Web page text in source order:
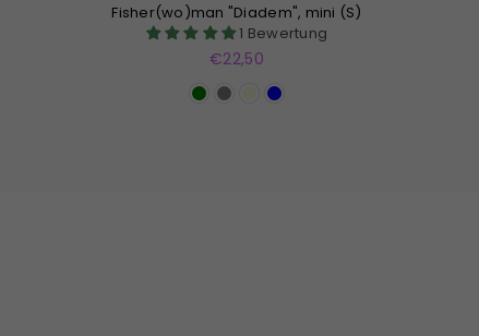
Fisher(wo)man "Diadem", mini (S)
1 Bewertung
Normaler
€22,50